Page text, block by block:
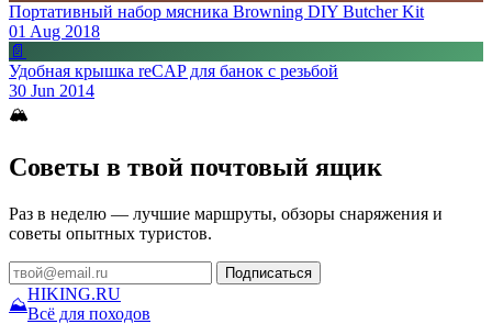
Портативный набор мясника Browning DIY Butcher Kit
01 Aug 2018
📄
Удобная крышка reCAP для банок с резьбой
30 Jun 2014
🏔
Советы в твой почтовый ящик
Раз в неделю — лучшие маршруты, обзоры снаряжения и
советы опытных туристов.
Подписаться
⛰
HIKING.RU
Всё для походов